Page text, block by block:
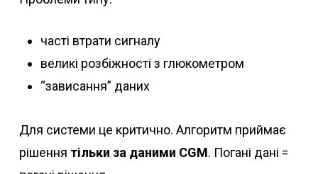
часті втрати сигналу
великі розбіжності з глюкометром
“зависання” даних
Для системи це критично. Алгоритм приймає
рішення тільки за даними CGM. Погані дані =